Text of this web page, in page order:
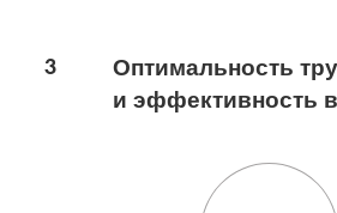
3
Оптимальность
и эффективность